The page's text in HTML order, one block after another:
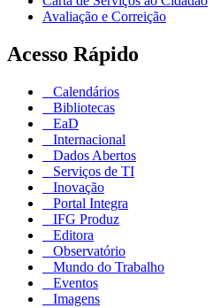
Avaliação e Correição
Acesso Rápido
Calendários
Bibliotecas
EaD
Internacional
Dados Abertos
Serviços de TI
Inovação
Portal Integra
IFG Produz
Editora
Observatório
Mundo do Trabalho
Eventos
Imagens